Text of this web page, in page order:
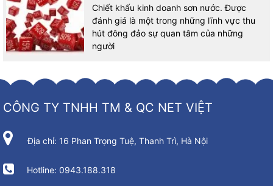
Chiết khấu kinh doanh sơn nước. Được
đánh giá là một trong những lĩnh vực thu
hút đông đảo sự quan tâm của những
người
CÔNG TY TNHH TM & QC NET VIỆT
Địa chỉ: 16 Phan Trọng Tuệ, Thanh Trì, Hà Nội
Hotline: 0943.188.318